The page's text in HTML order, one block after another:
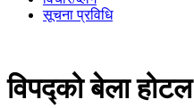
सूचना प्रविधि
विपद्को बेला